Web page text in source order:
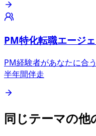
PM特化転職エージ
PM経験者があなたに合
半年間伴走
同じテーマの他